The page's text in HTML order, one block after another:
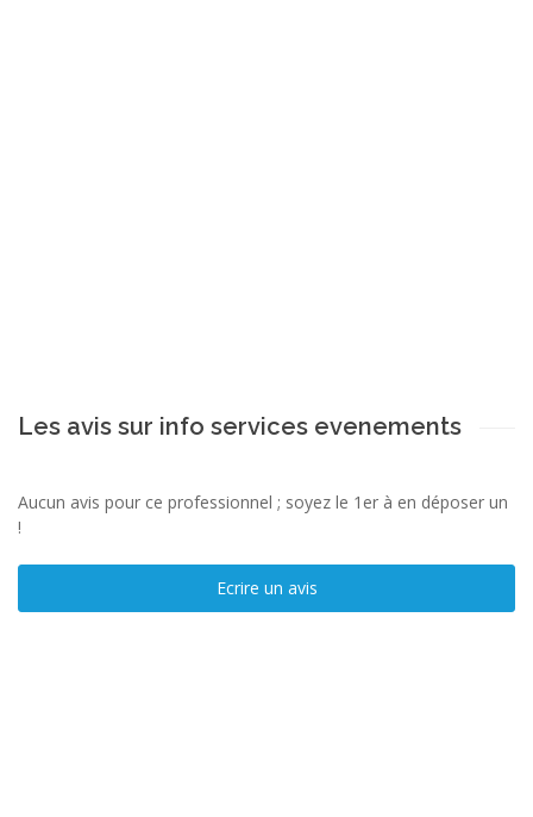
Les avis sur info services evenements
Aucun avis pour ce professionnel ; soyez le 1er à en déposer un
!
Ecrire un avis